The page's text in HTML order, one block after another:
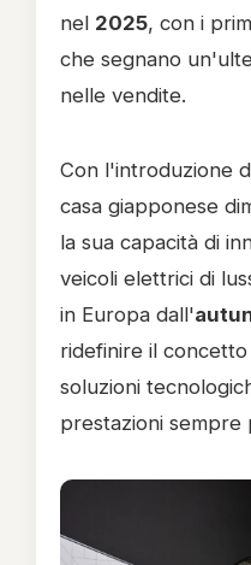
nel 2025, con i
che segnano
nelle vendite.
Con l'introduzione
casa giapponese
la sua capacità di
veicoli elettrici di
in Europa dall'
ridefinire il
soluzioni
prestazioni sempre